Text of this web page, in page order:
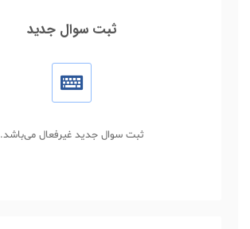
ثبت سوال جدید
ثبت سوال جدید غیرفعال می‌باشد.